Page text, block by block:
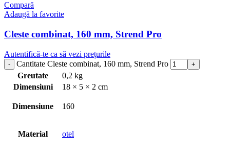
Compară
Adaugă la favorite
Cleste combinat, 160 mm, Strend Pro
Autentifică-te ca să vezi prețurile
Cantitate Cleste combinat, 160 mm, Strend Pro
Greutate
0,2 kg
Dimensiuni
18 × 5 × 2 cm
Dimensiune 160
Material otel